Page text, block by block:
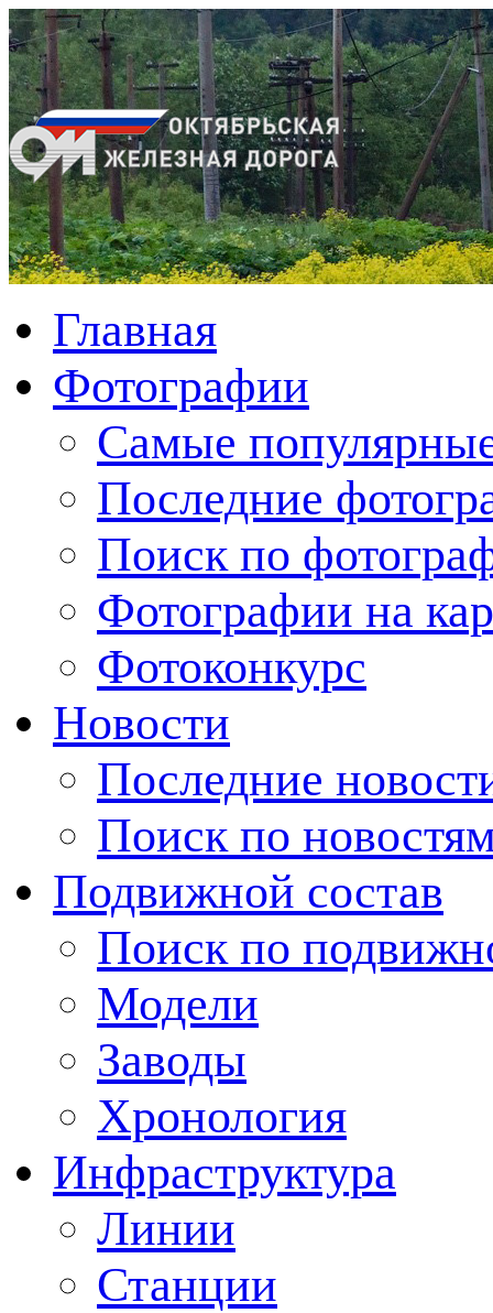
Главная
Фотографии
Cамые
Последние
Поиск по
Фотографии на
Фотоконкурс
Новости
Последние
Поиск по
Подвижной состав
Поиск по
Модели
Заводы
Хронология
Инфраструктура
Линии
Станции